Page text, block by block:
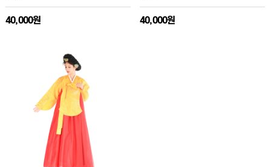
40,000원 40,000원